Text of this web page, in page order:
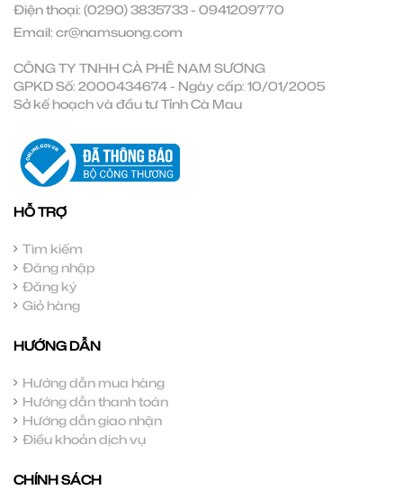
Điện thoại: (0290) 3835733- 0941209770
Email: cr@namsuong.com
CÔNG TY TNHH CÀ PHÊ NAM SƯƠNG
GPKD Số: 2000434674 - Ngày cấp: 10/01/2005
Sở kế hoạch và đầu tư Tỉnh Cà Mau
HỖ TRỢ
Tìm kiếm
Đăng nhập
Đăng ký
Giỏ hàng
HƯỚNG DẪN
Hướng dẫn mua hàng
Hướng dẫn thanh toán
Hướng dẫn giao nhận
Điều khoản dịch vụ
CHÍNH SÁCH